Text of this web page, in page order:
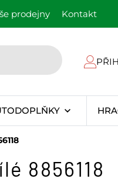
prodejny Kontakt
8856118